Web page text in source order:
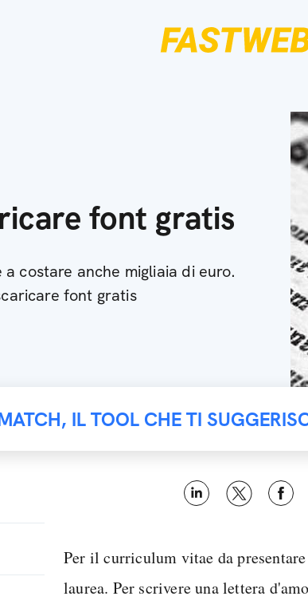
font gratis
costare anche migliaia di euro.
font gratis
IL TOOL CHE TI
Per il curriculum vitae da
laurea. Per scrivere una lettera